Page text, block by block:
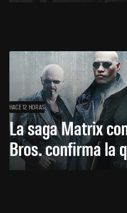
HACE 12 HORAS
La saga Matrix
Bros. confirma la